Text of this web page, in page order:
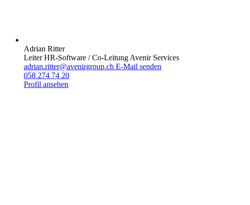
Adrian Ritter
Leiter HR-Software / Co-Leitung Avenir Services
adrian.ritter@avenirgroup.ch E-Mail senden
058 274 74 20
Profil ansehen